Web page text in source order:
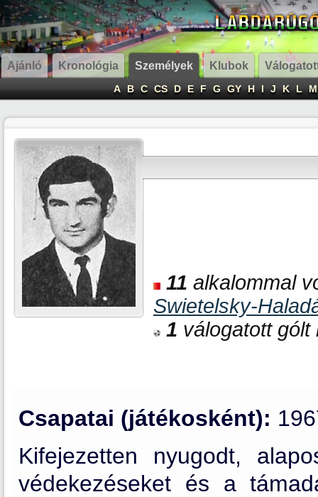
Ajánló Kronológia Személyek Klubok
A B C CS D E F G GY H I J K L M
11 alkalommal
Swietelsky-
1 válogatott gólt
Csapatai (játékosként):
Kifejezetten nyugodt,
védekezéseket és a